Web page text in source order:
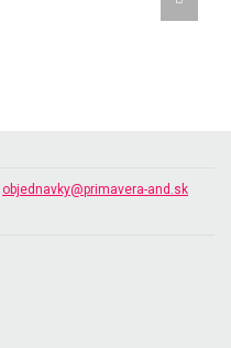
objednavky@primavera-and.sk